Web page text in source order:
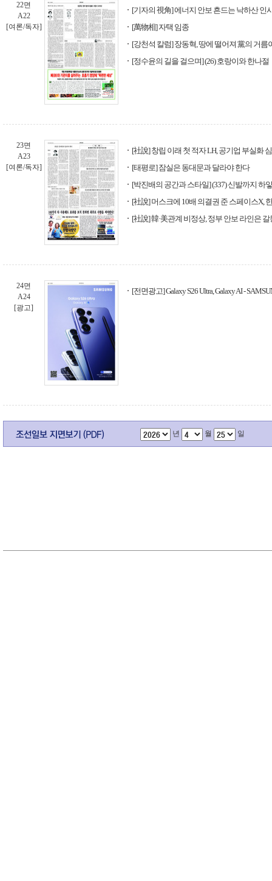
22면
A22
[여론/독자]
[기자의 視角] 에너지 안보 흔드는 낙하산 인
[萬物相] 자택 임종
[강천석 칼럼] 장동혁, 땅에 떨어져 黨의 거름
[정수윤의 길을 걸으며] (26) 호랑이와 한나절
23면
A23
[여론/독자]
[社說] 창립 이래 첫 적자 LH, 공기업 부실화
[태평로] 잠실은 동대문과 달라야 한다
[박진배의 공간과 스타일] (337) 신발까지 하
[社說] 머스크에 10배 의결권 준 스페이스X,
[社說] 韓·美관계 비정상, 정부 안보 라인은 갈
24면
A24
[광고]
[전면광고] Galaxy S26 Ultra, Galaxy AI -
년 월 일